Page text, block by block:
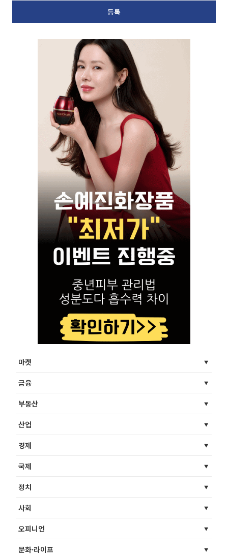
마켓
금융
부동산
산업
경제
국제
정치
사회
오피니언
문화·라이프